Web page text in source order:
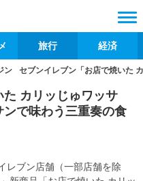
旅行 経済
ン セブンイレブン「お店で焼いた
カリッじゅワッサ
で味わう三重奏の食
レブン店舗（一部店舗を除